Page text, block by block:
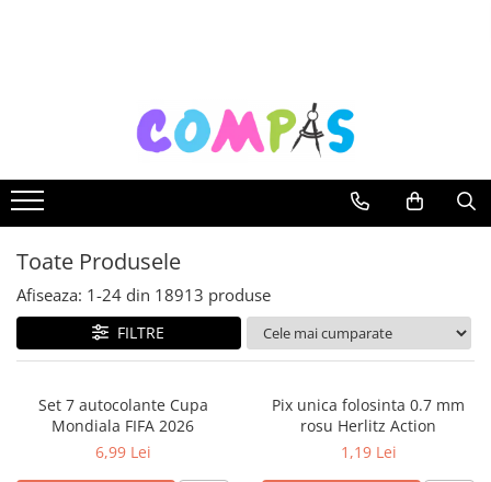
Noutăți Librăria Compas
Souvenir România
Rechizite școlare
Instrumente de scris
Stilouri școlare
Rollere și finelinere
Markere și textmarkere
Creioane grafice
Creioane colorate
Creioane cerate
Toate Produsele
Afiseaza: 1-24 din 18913 produse
FILTRE
Set 7 autocolante Cupa
Mondiala FIFA 2026
6,99 Lei
Pix unica folosinta 0.7 mm
rosu Herlitz Action
1,19 Lei